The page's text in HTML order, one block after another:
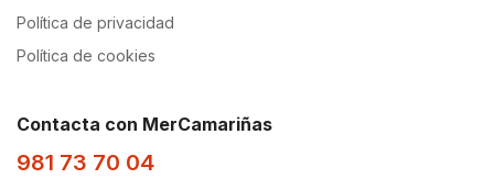
Política de privacidad
Política de cookies
Contacta con MerCamariñas
981 73 70 04